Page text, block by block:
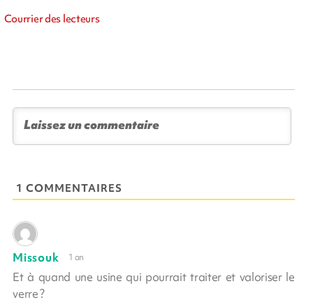
Courrier des lecteurs
1 COMMENTAIRES
Missouk 1 an
Et à quand une usine qui pourrait traiter et valoriser le
verre ?